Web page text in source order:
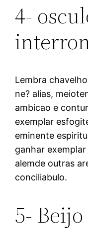
4-
Lembra
ne? alias,
ambicao e
exemplar
eminente
ganhar
alemde outras
conciliabulo.
5- Beijo